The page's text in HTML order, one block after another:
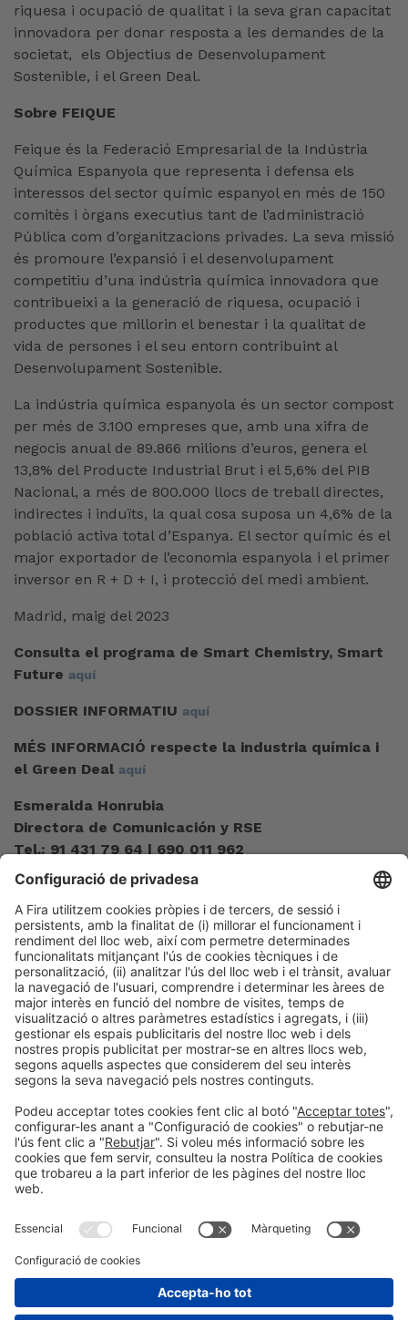
riquesa i ocupació de qualitat i la seva gran capacitat
innovadora per donar resposta a les demandes de la
societat, els Objectius de Desenvolupament
Sostenible, i el Green Deal.
Sobre FEIQUE
Feique és la Federació Empresarial de la Indústria
Química Espanyola que representa i defensa els
interessos del sector químic espanyol en més de 150
comitès i òrgans executius tant de l’administració
Pública com d’organitzacions privades. La seva missió
és promoure l’expansió i el desenvolupament
competitiu d’una indústria química innovadora que
contribueixi a la generació de riquesa, ocupació i
productes que millorin el benestar i la qualitat de
vida de persones i el seu entorn contribuint al
Desenvolupament Sostenible.
La indústria química espanyola és un sector compost
per més de 3.100 empreses que, amb una xifra de
negocis anual de 89.866 milions d’euros, genera el
13,8% del Producte Industrial Brut i el 5,6% del PIB
Nacional, a més de 800.000 llocs de treball directes,
indirectes i induïts, la qual cosa suposa un 4,6% de la
població activa total d’Espanya. El sector químic és el
major exportador de l’economia espanyola i el primer
inversor en R + D + I, i protecció del medi ambient.
Madrid, maig del 2023
Consulta el programa de Smart Chemistry, Smart
Future aquí
DOSSIER INFORMATIU aquí
MÉS INFORMACIÓ respecte la industria química i
el Green Deal aquí
Esmeralda Honrubia
Directora de Comunicación y RSE
Tel.: 91 431 79 64 | 690 011 962
ehm@feique.org
Rosa Sepúlveda
Coordinadora de Medios y RRSS
Tel.: 91 431 79 64 | 691 047 081
rosasepulveda@feique.org
#EXPOQUIMIA2026
a les xarxes socials